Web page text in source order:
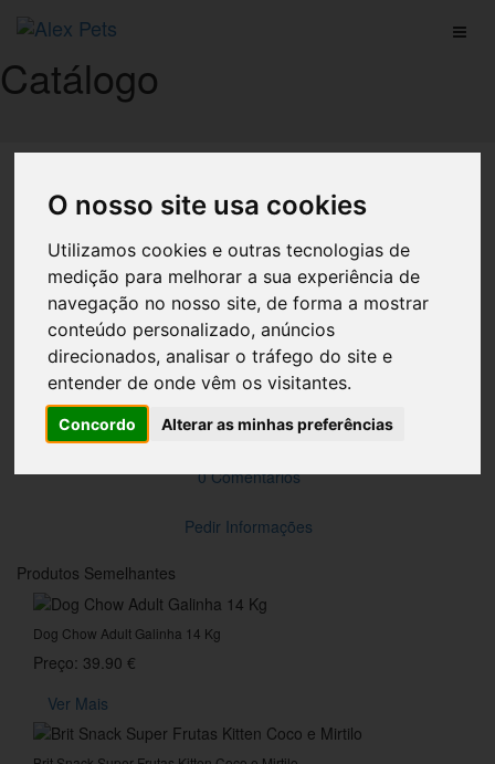
O nosso site usa cookies
Utilizamos cookies e outras tecnologias de
medição para melhorar a sua experiência de
navegação no nosso site, de forma a mostrar
conteúdo personalizado, anúncios
direcionados, analisar o tráfego do site e
entender de onde vêm os visitantes.
Concordo Alterar as minhas preferências
Catálogo
Início Catálogo
Mini Tablete Chocolate Para Cao
Preço: 1.10 €
Chocolate para Cães Milchie. Trixie oferece petiscos com
ingredientes de alta qualidade, que podem ser adequados
para treinamentos.
Descrição
0 Comentários
Pedir Informações
Produtos Semelhantes
Dog Chow Adult Galinha 14 Kg
Preço: 39.90 €
Ver Mais